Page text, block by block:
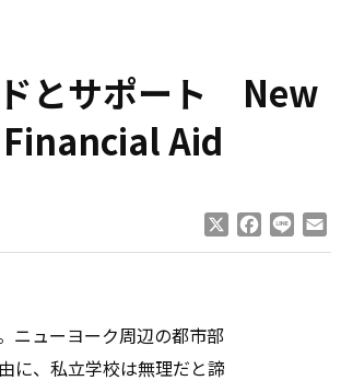
ドとサポート New
Aid
Facebook
Line
ニューヨーク周辺の都市部
に、私立学校は無理だと諦